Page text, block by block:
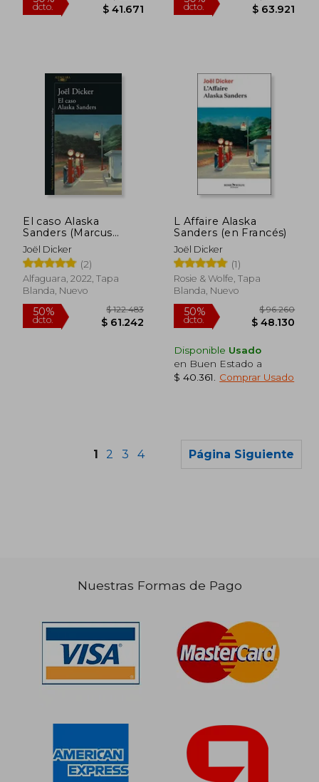
50%
dcto. $ 54.163
50%
dcto. $
$ 77.578 dcto.
El caso Alaska
Sanders (Marcus
Goldman 3)
Joël Dicker
(2)
Alfaguara, 2022, Tapa
Blanda, Nuevo
L Affaire Alaska
Sanders (en Francés)
Joël Dicker
(1)
Rosie & Wolfe, Tapa
Blanda, Nuevo
Disponible Usado
en Buen Estado a
$ 40.361
Comprar Usado
1 2 3 4 Página Siguiente
Nuestras Formas de Pago